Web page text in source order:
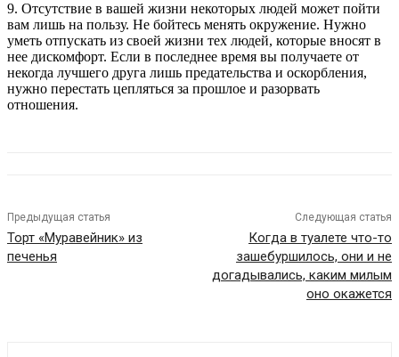
9. Отсутствие в вашей жизни некоторых людей может пойти
вам лишь на пользу. Не бойтесь менять окружение. Нужно
уметь отпускать из своей жизни тех людей, которые вносят в
нее дискомфорт. Если в последнее время вы получаете от
некогда лучшего друга лишь предательства и оскорбления,
нужно перестать цепляться за прошлое и разорвать
отношения.
Предыдущая статья
Торт «Муравейник» из
печенья
Следующая статья
Когда в туалете что-то
зашебуршилось, они и не
догадывались, каким милым
оно окажется